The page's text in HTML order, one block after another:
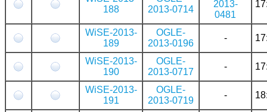
188
2013-0714
2013-
0481
WiSE-2013-
189
OGLE-
2013-0196
-
WiSE-2013-
190
OGLE-
2013-0717
-
WiSE-2013-
191
OGLE-
2013-0719
-